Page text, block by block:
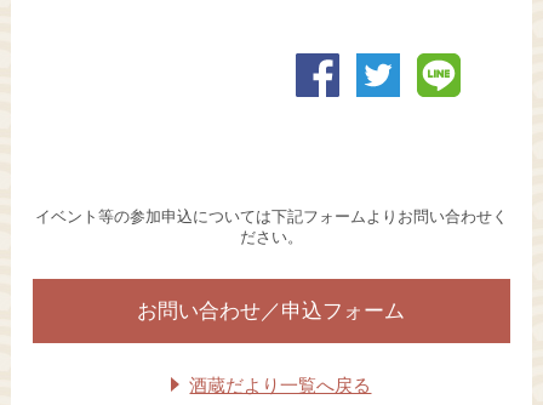
イベント等の参加申込については下記フォームよりお問い合わせく
ださい。
お問い合わせ／申込フォーム
酒蔵だより一覧へ戻る